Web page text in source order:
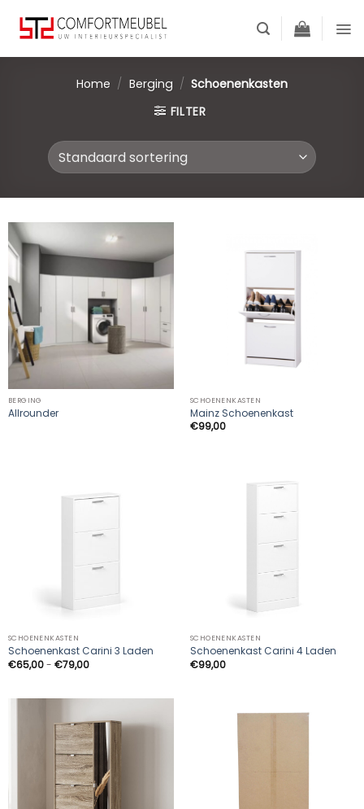
content
Home / Berging / Schoenenkasten
FILTER
BERGING
Allrounder
SCHOENENKASTEN
Mainz Schoenenkast
€99,00
SCHOENENKASTEN
Schoenenkast Carini 3 Laden
€65,00- €79,00Prijsklasse:
€65,00
SCHOENENKASTEN
Schoenenkast Carini 4 Laden
€99,00